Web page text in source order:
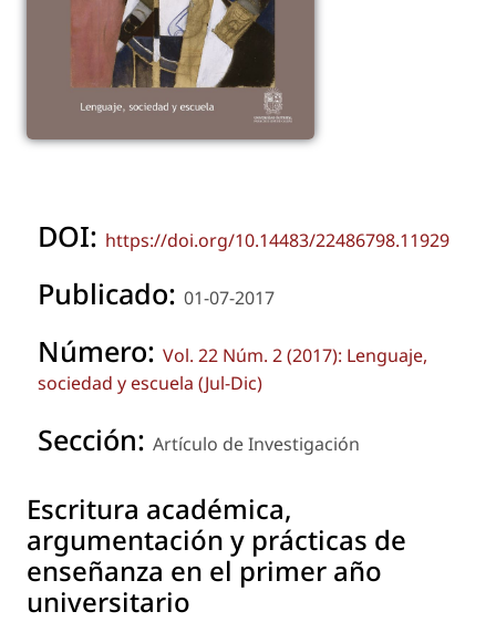
DOI: https://doi.org/10.14483/22486798.11929
Publicado: 01-07-2017
Número: Vol. 22 Núm. 2 (2017): Lenguaje,
sociedad y escuela (Jul-Dic)
Sección: Artículo de Investigación
Escritura académica,
argumentación y prácticas de
enseñanza en el primer año
universitario